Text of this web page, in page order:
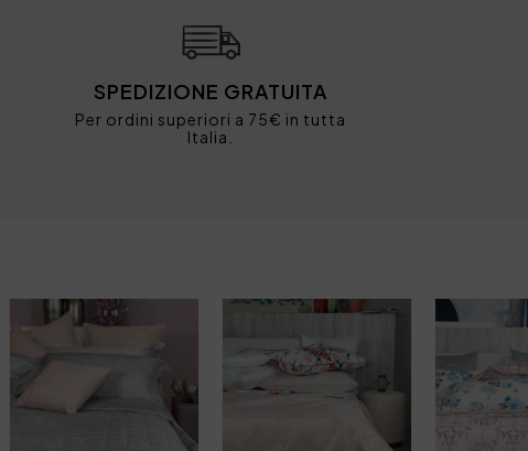
SPEDIZIONE GRATUITA
Per ordini superiori a 75€ in tutta
Italia.